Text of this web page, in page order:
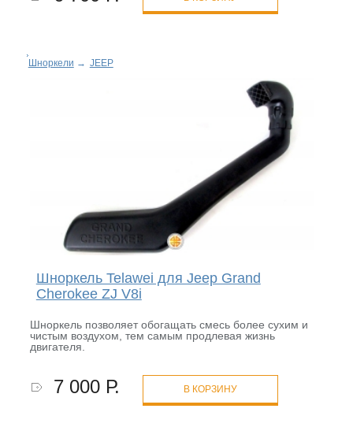
Шноркели → JEEP
Шноркель Telawei для Jeep Grand
Cherokee ZJ V8i
Шноркель позволяет обогащать смесь более сухим и
чистым воздухом, тем самым продлевая жизнь
двигателя.
7 000 Р. В КОРЗИНУ